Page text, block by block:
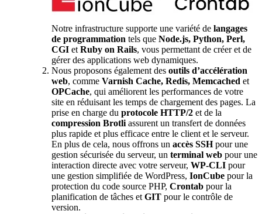
Notre infrastructure supporte une variété de langages
de programmation tels que Node.js, Python, Perl,
CGI et Ruby on Rails, vous permettant de créer et de
gérer des applications web dynamiques.
Nous proposons également des outils d’accélération
web, comme Varnish Cache, Redis, Memcached et
OPCache, qui améliorent les performances de votre
site en réduisant les temps de chargement des pages. La
prise en charge du protocole HTTP/2 et de la
compression Brotli assurent un transfert de données
plus rapide et plus efficace entre le client et le serveur.
En plus de cela, nous offrons un accès SSHpour une
gestion sécurisée du serveur, un terminal web pour une
interaction directe avec votre serveur, WP-CLI pour
une gestion simplifiée de WordPress, IonCube pour la
protection du code source PHP, Crontab pour la
planification de tâches et GIT pour le contrôle de
version.